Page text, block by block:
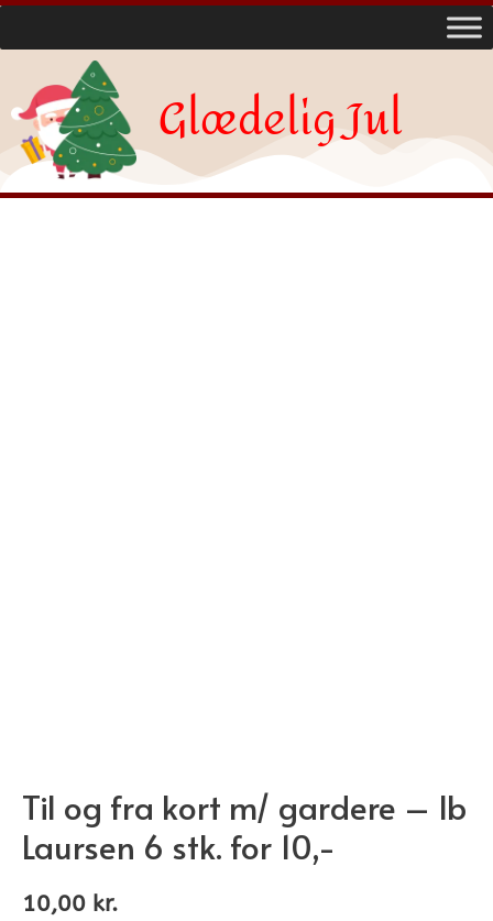
Glædelig Jul
Til og fra kort m/ gardere – Ib
Laursen 6 stk. for 10,-
10,00 kr.